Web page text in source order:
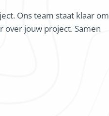
Ons team staat klaar om
over jouw project. Samen